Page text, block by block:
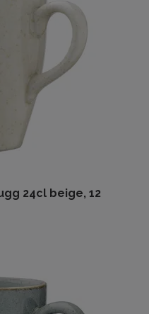
24cl beige, 12